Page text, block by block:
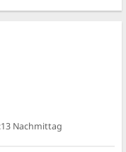
Nachmittag